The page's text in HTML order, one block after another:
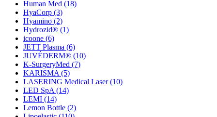
Human Med (18)
HyaCorp (3)
Hyamino (2)
Hydrozid® (1)
icoone (6)
JETT Plasma (6)
JUVÉDERM® (10)
K-SurgeryMed (7)
KARISMA (5)
LASERING Medical Laser(10)
LED SpA (14)
LEMI (14)
Lemon Bottle (2)